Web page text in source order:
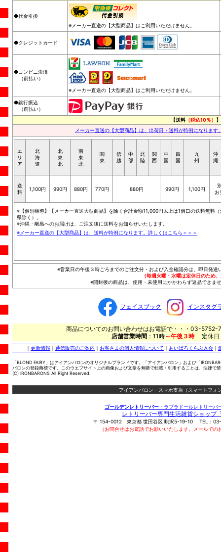
●代金引換
※メーカー直送の【大型商品】はご利用いただけません。
●クレジットカード
●コンビニ決済
（前払い）
※メーカー直送の【大型商品】はご利用いただけません。
●銀行振込
（前払い）
【送料 （税込10％） 】
メーカー直送の【大型商品】は、出荷日・送料が特例になりま
エ
リ
ア
北
海
道
北
東
北
南
東
北
関
東
信
越
中
部
北
陸
関
西
中
国
四
国
九
州
沖
縄
送
料
1,100円 990円 880円 770円 880円 990円 1,100円
お
※【個別梱包】【メーカー直送大型商品】を除く合計金額11,000円以上は1個口の送料無料（
県除く）。
※沖縄・離島へのお届けは、ご注文後に送料をお知らせいたします。
※メーカー直送の【大型商品】は、送料が特例になります。詳しくはこちら＞＞＞
※営業日の午後３時ごろまでのご注文分・および入金確認分は、即日発
（毎週火曜・水曜は定休日のため
※開封後の商品は、使用・未使用にかかわらず返品できま
フェイスブック インスタグ
商品についてのお問い合わせはお電話で・・・03-5752-
店舗営業時間 ：11時～午後３時 定休
｜ 更新情報 ｜ 通信販売のご案内 ｜ お客さまの個人情報について ｜ あいばろくらぶ入会 ｜
「BLOND FAIRY」はアイアンバロンのオリジナルブランドです。「アイアンバロン」および「
バロンの登録商標です。このウエブサイト上の画像および文章を無断で転載・引用することは、法律で
(C) IRONBARONS All Right Reserved.
アイアンバロン・スマホ支店（スマートフォ
ゴールデンレトリーバー ・ラブラドールレトリー
レトリーバー専門生活雑貨ショップ
〒 154-0012 東京都 世田谷区 駒沢5-19-10 TEL：
（お問合せはお電話でお願いいたします。メールで